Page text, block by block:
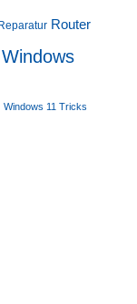
Reparatur Router
Windows
Windows 11 Tricks